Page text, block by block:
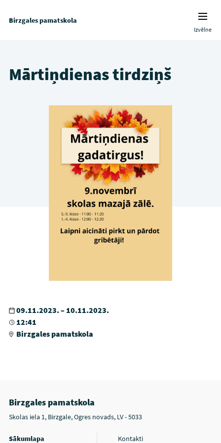
Birzgales pamatskola
Izvēlne
Mārtiņdienas tirdziņš
09.11.2023. – 10.11.2023.
12:41
Birzgales pamatskola
Birzgales pamatskola
Skolas iela 1, Birzgale, Ogres novads, LV - 5033
Sākumlapa Kontakti